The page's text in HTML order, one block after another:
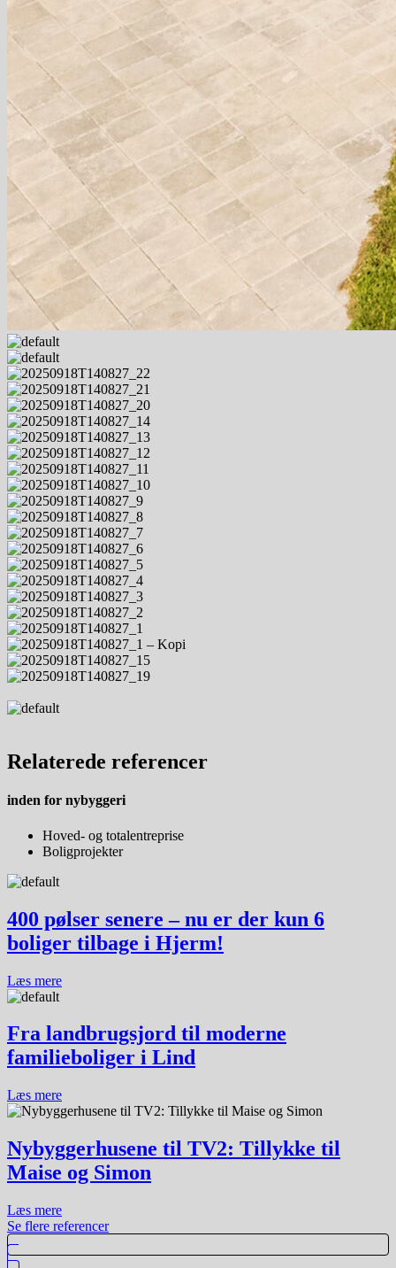
Relaterede referencer
inden for nybyggeri
Hoved- og totalentreprise
Boligprojekter
400 pølser senere – nu er der kun 6
boliger tilbage i Hjerm!
Læs mere
Fra landbrugsjord til moderne
familieboliger i Lind
Læs mere
Nybyggerhusene til TV2: Tillykke til
Maise og Simon
Læs mere
Se flere referencer